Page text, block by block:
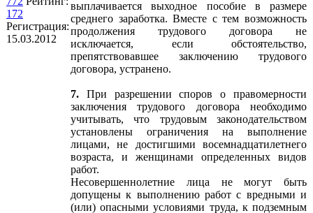
172
Регистрация:
15.03.2012
выплачивается выходное пособие в размере
среднего заработка. Вместе с тем возможность
продолжения трудового договора не
исключается, если обстоятельство,
препятствовавшее заключению трудового
договора, устранено.
7. При разрешении споров о правомерности
заключения трудового договора необходимо
учитывать, что трудовым законодательством
установлены ограничения на выполнение
лицами, не достигшими восемнадцатилетнего
возраста, и женщинами определенных видов
работ.
Несовершеннолетние лица не могут быть
допущены к выполнению работ с вредными и
(или) опасными условиями труда, к подземным